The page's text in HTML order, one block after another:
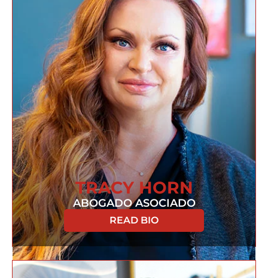
TRACY HORN
ABOGADO ASOCIADO
READ BIO